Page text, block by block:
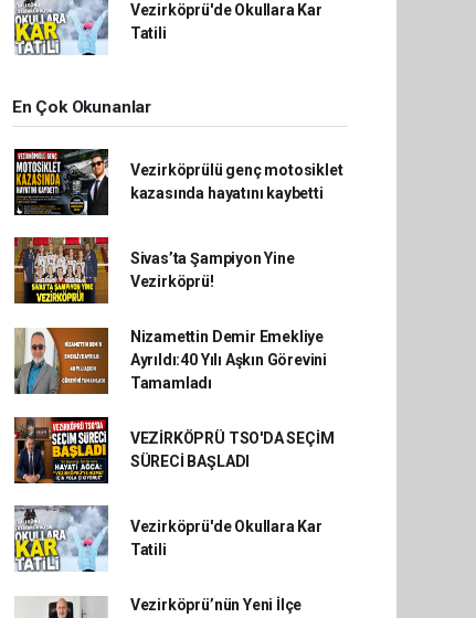
Vezirköprü'de Okullara Kar
Tatili
En Çok Okunanlar
Vezirköprülü genç motosiklet
kazasında hayatını kaybetti
Sivas’ta Şampiyon Yine
Vezirköprü!
Nizamettin Demir Emekliye
Ayrıldı:40 Yılı Aşkın Görevini
Tamamladı
VEZİRKÖPRÜ TSO'DA SEÇİM
SÜRECİ BAŞLADI
Vezirköprü'de Okullara Kar
Tatili
Vezirköprü’nün Yeni İlçe